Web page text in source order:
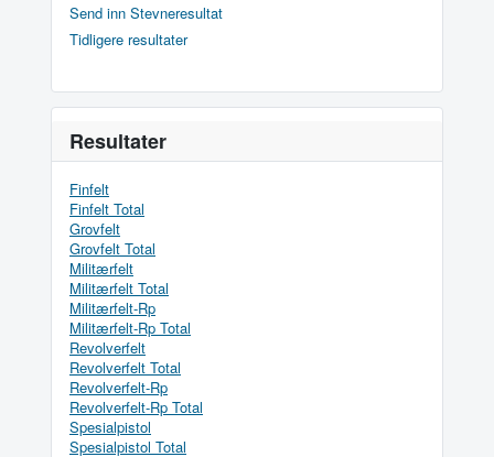
Send inn Stevneresultat
Tidligere resultater
Resultater
Finfelt
Finfelt Total
Grovfelt
Grovfelt Total
Militærfelt
Militærfelt Total
Militærfelt-Rp
Militærfelt-Rp Total
Revolverfelt
Revolverfelt Total
Revolverfelt-Rp
Revolverfelt-Rp Total
Spesialpistol
Spesialpistol Total